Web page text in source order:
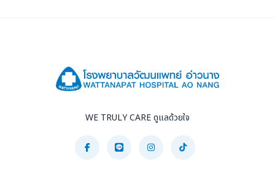
WE TRULY CARE ดูแลด้วยใจ